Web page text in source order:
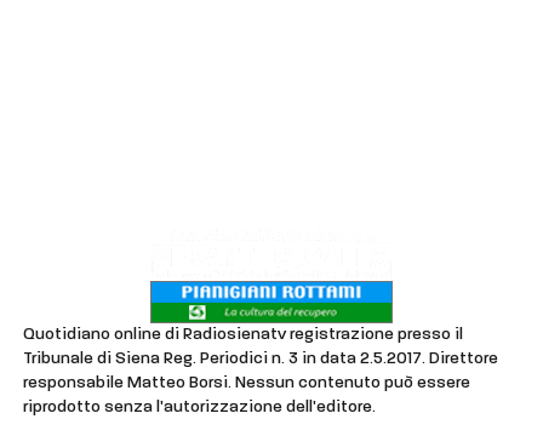
Quotidiano online di Radiosienatv registrazione presso il
Tribunale di Siena Reg. Periodici n. 3 in data 2.5.2017. Direttore
responsabile Matteo Borsi. Nessun contenuto può essere
riprodotto senza l'autorizzazione dell'editore.